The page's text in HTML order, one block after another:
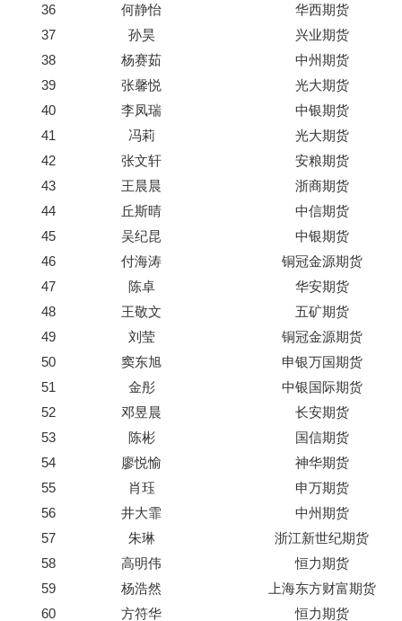
36
何静怡
华西期货
37
孙昊
兴业期货
38
杨赛茹
中州期货
39
张馨悦
光大期货
40
李凤瑞
中银期货
41
冯莉
光大期货
42
张文轩
安粮期货
43
王晨晨
浙商期货
44
丘斯晴
中信期货
45
吴纪昆
中银期货
46
付海涛
铜冠金源期货
47
陈卓
华安期货
48
王敬文
五矿期货
49
刘莹
铜冠金源期货
50
窦东旭
申银万国期货
51
金彤
中银国际期货
52
邓昱晨
长安期货
53
陈彬
国信期货
54
廖悦愉
神华期货
55
肖珏
申万期货
56
井大霏
中州期货
57
朱琳
浙江新世纪期货
58
高明伟
恒力期货
59
杨浩然
上海东方财富期货
60
方符华 恒力期货